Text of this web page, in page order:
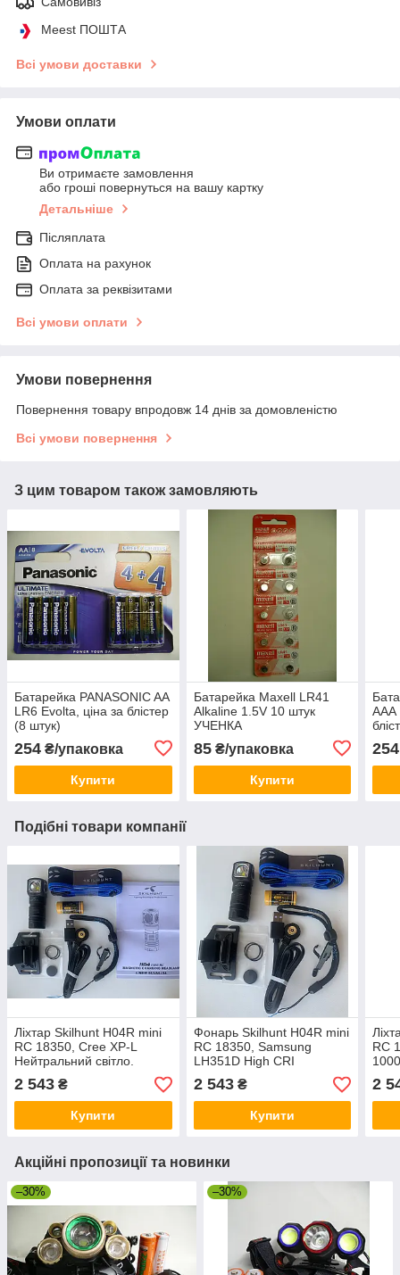
Meest ПОШТА
Всі умови доставки
Умови оплати
Ви отримаєте замовлення
або гроші повернуться на вашу картку
Детальніше
Післяплата
Оплата на рахунок
Оплата за реквізитами
Всі умови оплати
Умови повернення
Повернення товару впродовж 14 днів за домовленістю
Всі умови повернення
З цим товаром також замовляють
Батарейка PANASONIC AA
LR6 Evolta, ціна за блістер
(8 штук)
254 ₴/упаковка
Купити
Батарейка Maxell LR41
Alkaline 1.5V 10 штук
УЧЕНКА
85₴/упаковка
Купити
AAA
254
Подібні товари компанії
Ліхтар Skilhunt H04R mini
RC 18350, Cree XP-L
Нейтральний світло.
2 543 ₴
Купити
Фонарь Skilhunt H04R mini
RC 18350, Samsung
LH351D High CRI
2 543₴
Купити
RC
2
Акційні пропозиції та новинки
–30% –30%